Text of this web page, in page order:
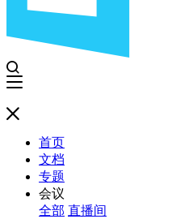
首页
文档
专题
会议
全部 直播间